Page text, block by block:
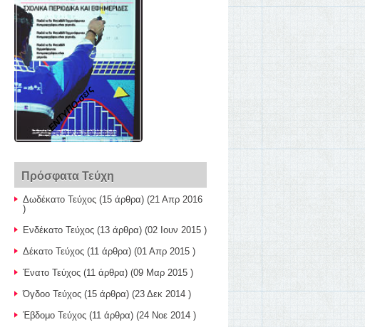
ΕΝΤΥΠΟ-σεις
Πρόσφατα Τεύχη
Δωδέκατο Τεύχος (15 άρθρα) (21 Απρ 2016
)
Ενδέκατο Τεύχος (13 άρθρα) (02 Ιουν 2015 )
Δέκατο Τεύχος (11 άρθρα) (01 Απρ 2015 )
Ένατο Τεύχος (11 άρθρα) (09 Μαρ 2015 )
Όγδοο Τεύχος (15 άρθρα) (23 Δεκ 2014 )
Έβδομο Τεύχος (11 άρθρα) (24 Νοε 2014 )